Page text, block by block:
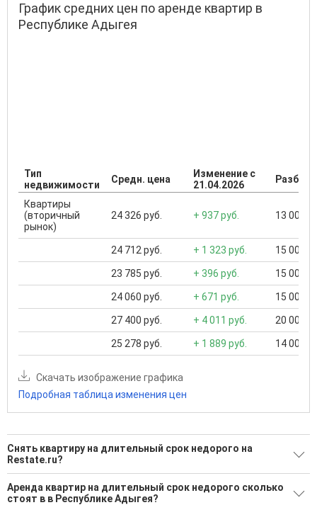
График средних цен по аренде квартир в
Республике Адыгея
Тип
недвижимости
Средн. цена
Изменение с
21.04.2026
Квартиры
(вторичный
рынок)
24 326 руб. + 937 руб. 13 000
24 712 руб. + 1 323 руб. 15 000
23 785 руб. + 396 руб. 15 000
24 060 руб. + 671 руб. 15 000
27 400 руб. + 4 011 руб. 20 000
25 278 руб. + 1 889 руб. 14 000
Скачать изображение графика
Подробная таблица изменения цен
Снять квартиру на длительный срок недорого на
Restate.ru?
Ищите, как Снять квартиру на длительный срок недорого?
Аренда квартир на длительный срок недорого сколько
стоят в в Республике Адыгея?